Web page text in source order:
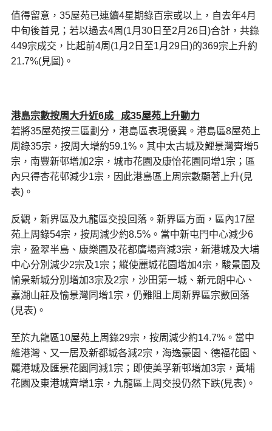
值得留意，35屋苑已連續4星期錄百宗或以上，自去年4月
中旬後首見；若以過去4周(1月30日至2月26日)合計，共錄
449宗成交，比起前4周(1月2日至1月29日)的369宗上升約
21.7%(見圖)。
港島宗數按周大升近6成 成35屋苑上升動力
若將35屋苑按三區劃分，港島區表現優異。港島區8屋苑上
周錄35宗，按周大增約59.1%。其中太古城及鯉景灣齊增5
宗，南豐新邨增加2宗，城市花園及康怡花園同增1宗；區
內只得杏花邨減少1宗，因此港島區上周宗數顯著上升(見
表)。
反觀，新界區及九龍區交投回落。新界區方面，區內17屋
苑上周錄54宗，按周減少約8.5%。當中新屯門中心減少6
宗，盈翠半島、康樂園及花都廣場齊減3宗，新港城及大埔
中心分別減少2宗及1宗；縱使麗城花園增加4宗，駿景園及
愉景新城分別增加3宗及2宗，沙田第一城、新元朗中心、
嘉湖山莊及愉景灣同增1宗，仍難阻上周新界區宗數回落
(見表)。
至於九龍區10屋苑上周錄29宗，按周減少約14.7%。當中
維港灣、又一居及新都城各減2宗，海逸豪園、德福花園、
麗港城及匯景花園同減1宗；即使美孚新邨增加3宗，黃埔
花園及東港城齊增1宗，九龍區上周交投仍然下跌(見表)。